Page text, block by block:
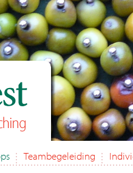
Teambegeleiding